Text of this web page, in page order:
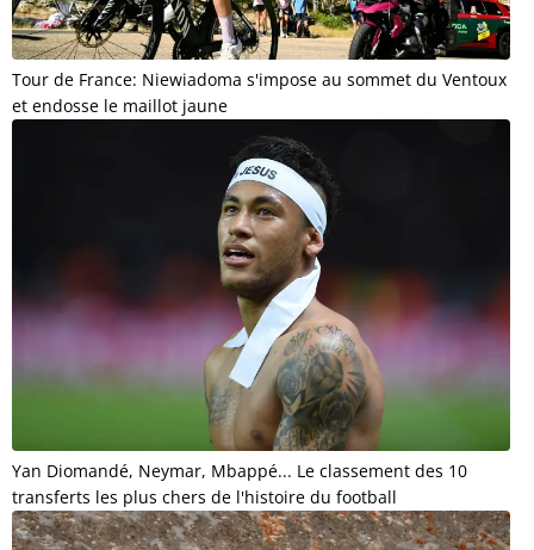
Tour de France: Niewiadoma s'impose au sommet du Ventoux
et endosse le maillot jaune
Yan Diomandé, Neymar, Mbappé... Le classement des 10
transferts les plus chers de l'histoire du football